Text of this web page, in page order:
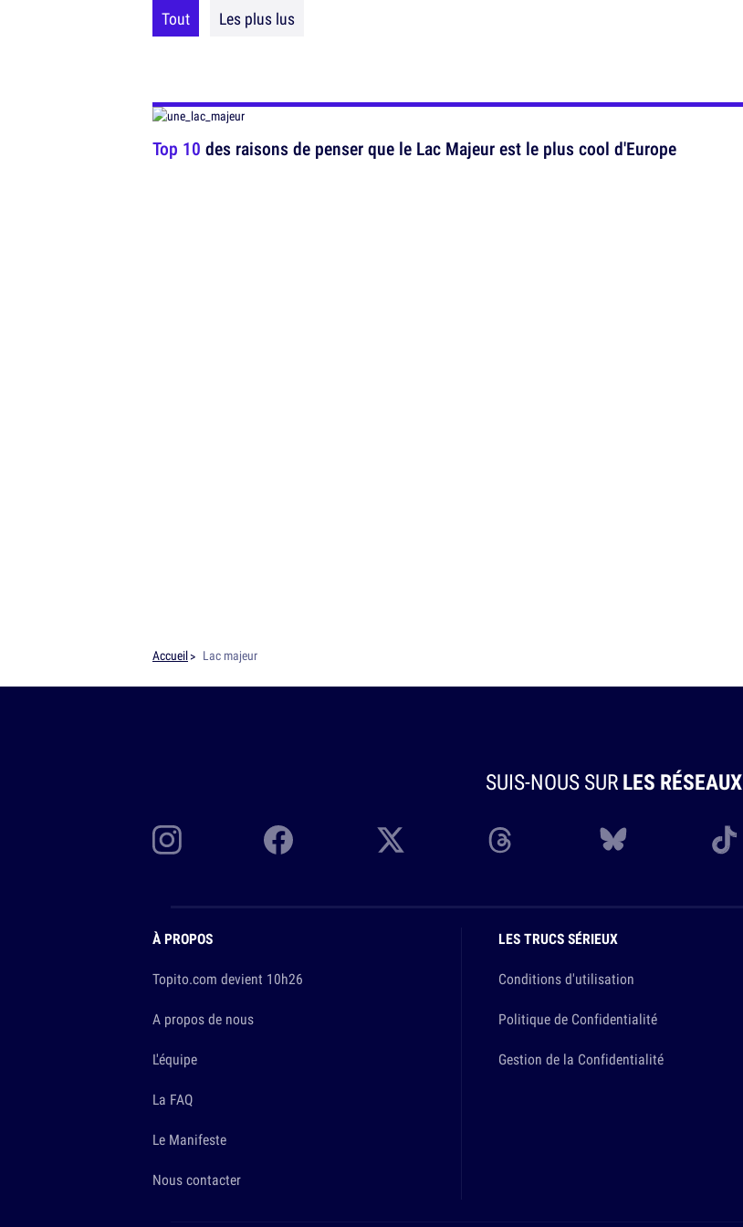
Tout Les plus lus
Top 10 des raisons de penser que le Lac Majeur est le plus cool d'Europe
Accueil Lac majeur
SUIS-NOUS SURLES RÉSEAUX
À PROPOS
Topito.com devient 10h26
A propos de nous
L'équipe
La FAQ
Le Manifeste
Nous contacter
LES TRUCS SÉRIEUX
Conditions d'utilisation
Politique de Confidentialité
Gestion de la Confidentialité